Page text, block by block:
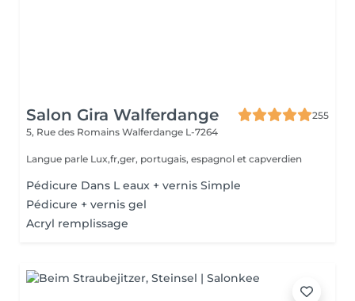
Salon Gira Walferdange
255
5, Rue des Romains Walferdange L-7264
Langue parle Lux,fr,ger, portugais, espagnol et capverdien
Pédicure Dans L eaux + vernis Simple
Pédicure + vernis gel
Acryl remplissage